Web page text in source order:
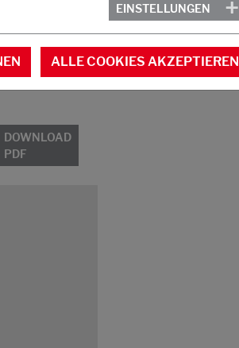
DOWNLOAD
PDF
EINSTELLUNGEN
ALLE COOKIES AKZEPTIEREN